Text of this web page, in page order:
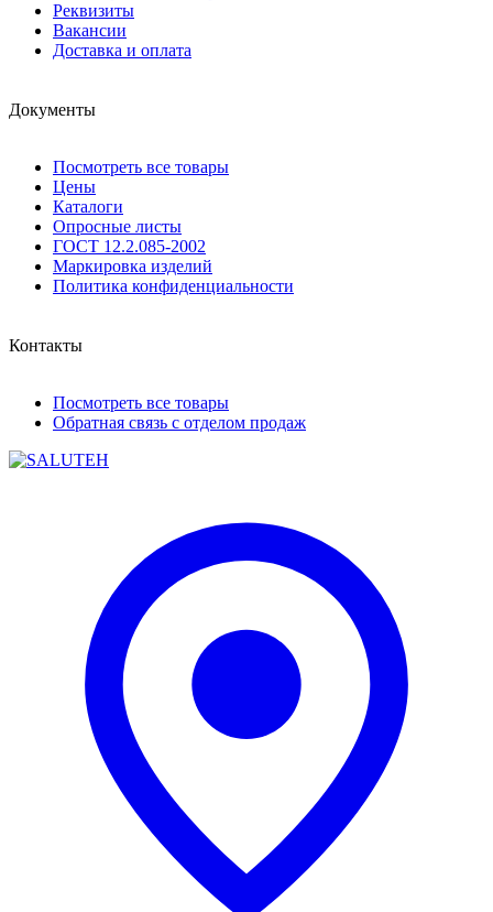
Реквизиты
Вакансии
Доставка и оплата
Документы
Посмотреть все товары
Цены
Каталоги
Опросные листы
ГОСТ 12.2.085-2002
Маркировка изделий
Политика конфиденциальности
Контакты
Посмотреть все товары
Обратная связь с отделом продаж